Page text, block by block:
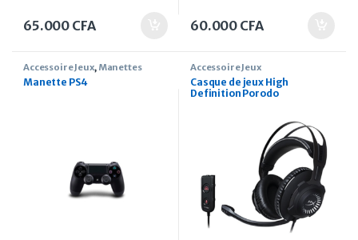
65.000 CFA 60.000 CFA
Accessoire Jeux, Manettes
Manette PS4
Accessoire Jeux
Casque de jeux High
Definition Porodo